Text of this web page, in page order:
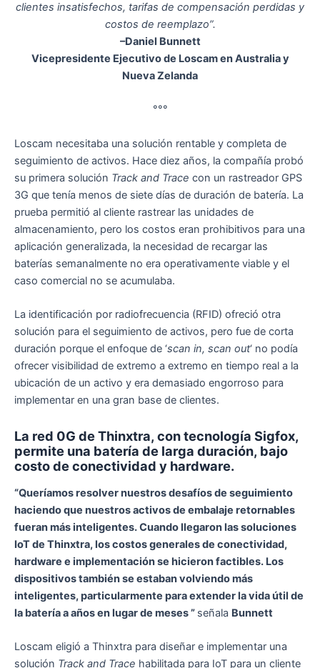
clientes insatisfechos, tarifas de compensación perdidas y
costos de reemplazo”.
–Daniel Bunnett
Vicepresidente Ejecutivo de Loscam en Australia y
Nueva Zelanda
°°°
Loscam necesitaba una solución rentable y completa de
seguimiento de activos. Hace diez años, la compañía probó
su primera solución Track and Trace con un rastreador GPS
3G que tenía menos de siete días de duración de batería. La
prueba permitió al cliente rastrear las unidades de
almacenamiento, pero los costos eran prohibitivos para una
aplicación generalizada, la necesidad de recargar las
baterías semanalmente no era operativamente viable y el
caso comercial no se acumulaba.
La identificación por radiofrecuencia (RFID) ofreció otra
solución para el seguimiento de activos, pero fue de corta
duración porque el enfoque de ‘scan in, scan out‘ no podía
ofrecer visibilidad de extremo a extremo en tiempo real a la
ubicación de un activo y era demasiado engorroso para
implementar en una gran base de clientes.
La red 0G de Thinxtra, con tecnología Sigfox,
permite una batería de larga duración, bajo
costo de conectividad y hardware.
“Queríamos resolver nuestros desafíos de seguimiento
haciendo que nuestros activos de embalaje retornables
fueran más inteligentes. Cuando llegaron las soluciones
IoT de Thinxtra, los costos generales de conectividad,
hardware e implementación se hicieron factibles. Los
dispositivos también se estaban volviendo más
inteligentes, particularmente para extender la vida útil de
la batería a años en lugar de meses ” señala Bunnett
Loscam eligió a Thinxtra para diseñar e implementar una
solución Track and Trace habilitada para IoT para un cliente